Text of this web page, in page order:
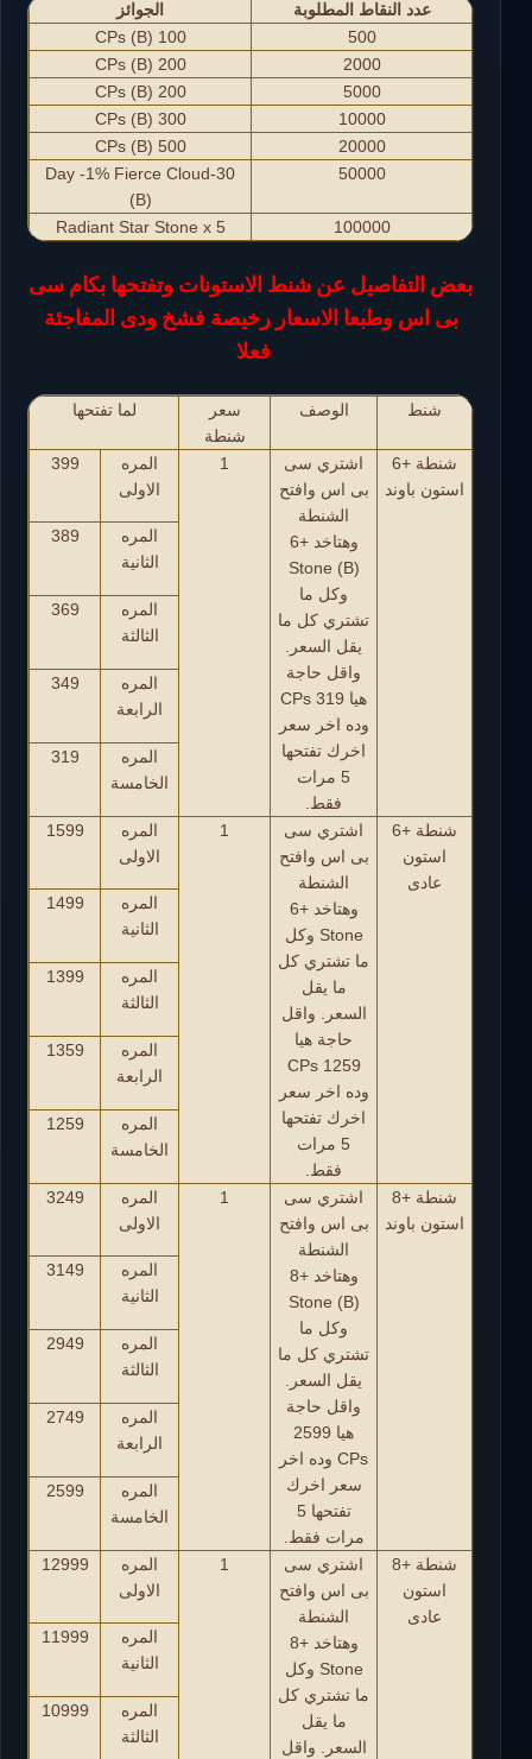
عدد النقاط المطلوبة
الجوائز
500
100 CPs (B)
2000
200 CPs (B)
5000
200 CPs (B)
10000
300 CPs (B)
20000
500 CPs (B)
50000
30-Day -1% Fierce Cloud
(B)
100000
Radiant Star Stone x 5
بعض التفاصيل عن شنط الاستونات وتفتحها بكام سى
بى اس وطبعا الاسعار رخيصة فشخ ودى المفاجئة
فعلا
شنط الوصف
سعر
شنطة
لما تفتحها
شنطة +6
استون باوند
اشتري سى
بى اس وافتح
الشنطة
وهتاخد +6
Stone (B)
وكل ما
تشتري كل ما
يقل السعر.
واقل حاجة
هيا 319 CPs
وده اخر سعر
اخرك تفتحها
5 مرات
فقط.
1
المره
الاولى
399
المره
الثانية
389
المره
الثالثة
369
المره
الرابعة
349
المره
الخامسة
319
شنطة +6
استون
عادى
اشتري سى
بى اس وافتح
الشنطة
وهتاخد +6
Stone وكل
ما تشتري كل
ما يقل
السعر. واقل
حاجة هيا
1259 CPs
وده اخر سعر
اخرك تفتحها
5 مرات
فقط.
1
المره
الاولى
1599
المره
الثانية
1499
المره
الثالثة
1399
المره
الرابعة
1359
المره
الخامسة
1259
شنطة +8
استون باوند
اشتري سى
بى اس وافتح
الشنطة
وهتاخد +8
Stone (B)
وكل ما
تشتري كل ما
يقل السعر.
واقل حاجة
هيا 2599
CPs وده اخر
سعر اخرك
تفتحها 5
مرات فقط.
1
المره
الاولى
3249
المره
الثانية
3149
المره
الثالثة
2949
المره
الرابعة
2749
المره
الخامسة
2599
شنطة +8
استون
عادى
اشتري سى
بى اس وافتح
الشنطة
وهتاخد +8
Stone وكل
ما تشتري كل
ما يقل
السعر. واقل
1
المره
الاولى
12999
المره
الثانية
11999
المره
الثالثة
10999